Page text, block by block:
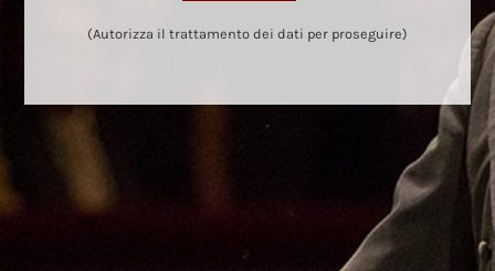
(Autorizza il trattamento dei dati per proseguire)